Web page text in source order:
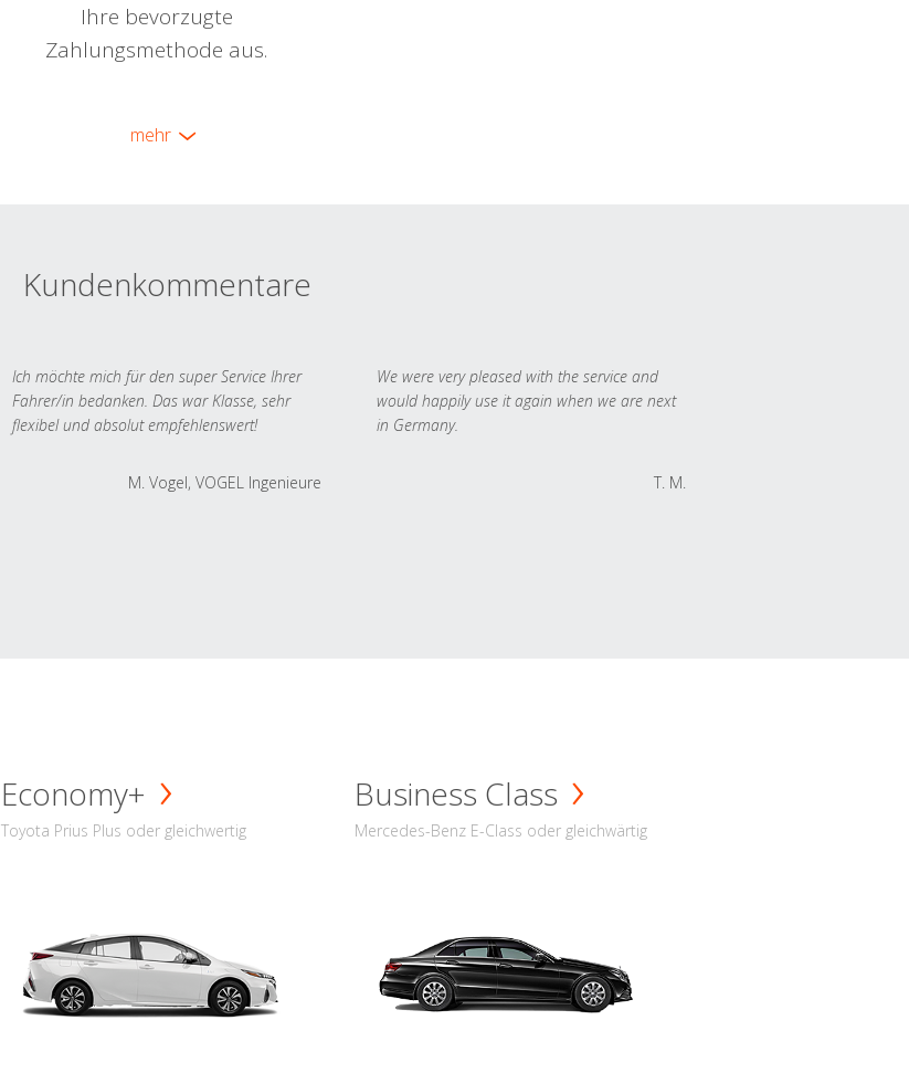
Ihre bevorzugte
Zahlungsmethode aus.
mehr
Kundenkommentare
Ich möchte mich für den super Service Ihrer
Fahrer/in bedanken. Das war Klasse, sehr
flexibel und absolut empfehlenswert!
M. Vogel, VOGEL Ingenieure
We were very pleased with the service and
would happily use it again when we are next
in Germany.
T. M.
Economy+
Toyota Prius Plus oder gleichwertig
Business Class
Mercedes-Benz E-Class oder gleichwärtig